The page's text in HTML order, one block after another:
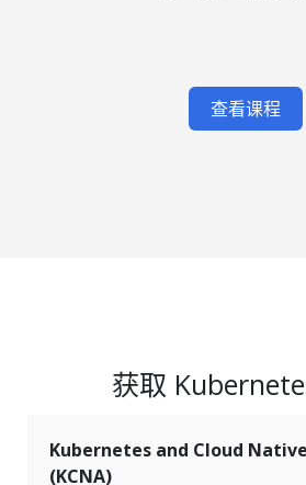
查看课程
获取
Kubernetes and Cloud
(KCNA)